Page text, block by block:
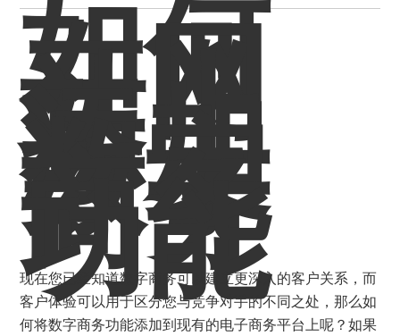
如何
在网
站上
添加
数字
商务
功能
现在您已经知道数字商务可以建立更深入的客户关系，而
客户体验可以用于区分您与竞争对手的不同之处，那么如
何将数字商务功能添加到现有的电子商务平台上呢？如果